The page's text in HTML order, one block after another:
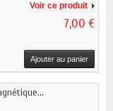
Voir ce produit
7,00 €
Ajouter au panier